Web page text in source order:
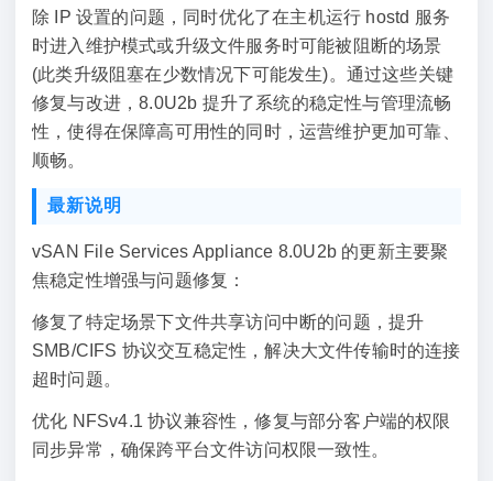
除 IP 设置的问题，同时优化了在主机运行 hostd 服务
时进入维护模式或升级文件服务时可能被阻断的场景
(此类升级阻塞在少数情况下可能发生)。通过这些关键
修复与改进，8.0U2b 提升了系统的稳定性与管理流畅
性，使得在保障高可用性的同时，运营维护更加可靠、
顺畅。
最新说明
vSAN File Services Appliance 8.0U2b 的更新主要聚
焦稳定性增强与问题修复：
修复了特定场景下文件共享访问中断的问题，提升
SMB/CIFS 协议交互稳定性，解决大文件传输时的连接
超时问题。
优化 NFSv4.1 协议兼容性，修复与部分客户端的权限
同步异常，确保跨平台文件访问权限一致性。